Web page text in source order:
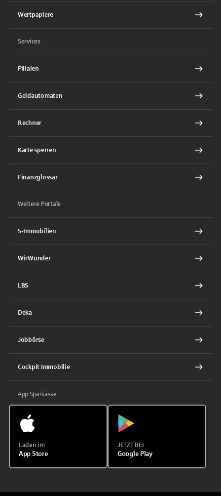
Wertpapiere
Services
Filialen
Geldautomaten
Rechner
Karte sperren
Finanzglossar
Weitere Portale
S-Immobilien
WirWunder
LBS
Deka
Jobbörse
Cockpit Immobilie
App Sparkasse
Laden im
App Store
JETZT BEI
Google Play